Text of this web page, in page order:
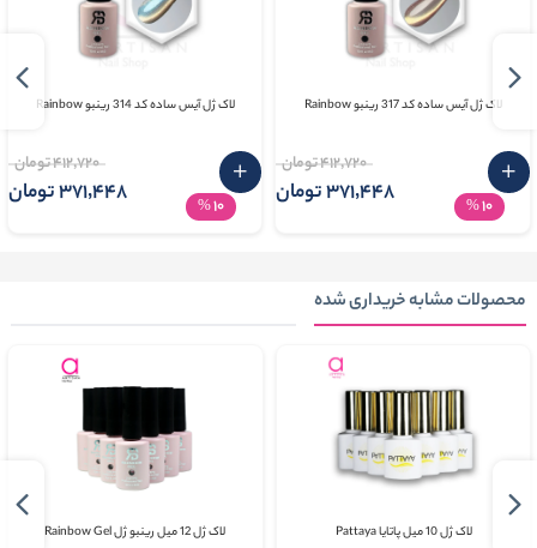
لاک ژل آیس ساده کد 317 رینبو Rainbow
10
%
412٬720 تومان
371٬448 تومان
لاک ژل آیس ساده کد 314 رینبو Rainbow
10
%
412٬720 تومان
371٬448 تومان
محصولات مشابه خریداری شده
لاک ژل 10 میل پاتایا Pattaya لاک ژل 12 میل رینبو ژل Rainbow Gel